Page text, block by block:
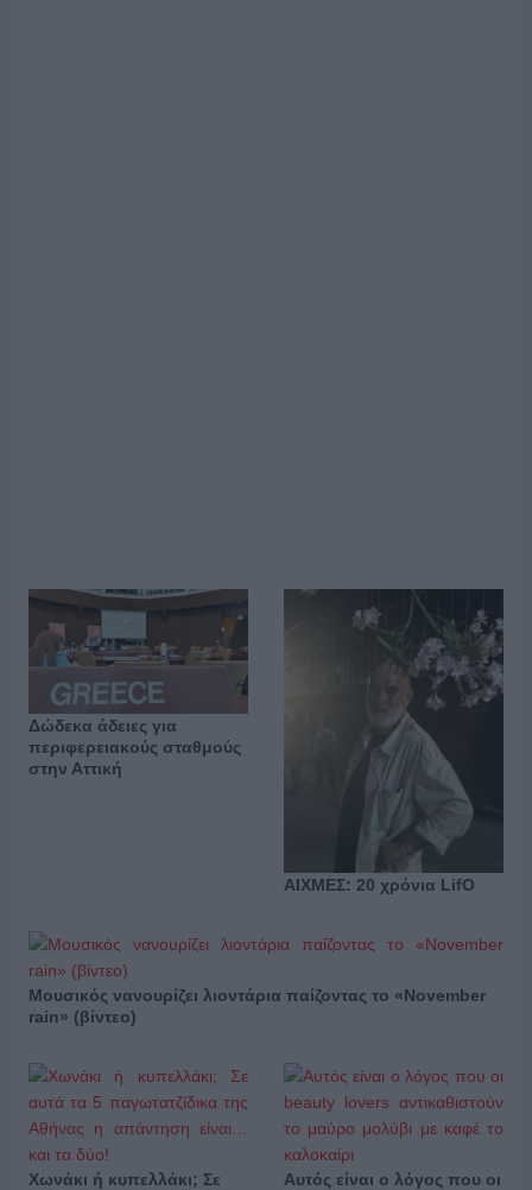
Δώδεκα άδειες για
περιφερειακούς σταθμούς
στην Αττική
ΑΙΧΜΕΣ: 20 χρόνια LifO
Μουσικός νανουρίζει λιοντάρια παίζοντας το «November
rain» (βίντεο)
Χωνάκι ή κυπελλάκι; Σε
Αυτός είναι ο λόγος που οι